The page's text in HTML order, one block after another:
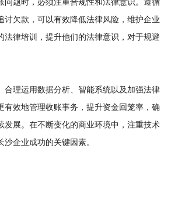
题时，必须注重合规性和法律意识。遵循
讨欠款，可以有效降低法律风险，维护企业
法律培训，提升他们的法律意识，对于规避
理运用数据分析、智能系统以及加强法律
有效地管理收账事务，提升资金回笼率，确
发展。在不断变化的商业环境中，注重技术
企业成功的关键因素。